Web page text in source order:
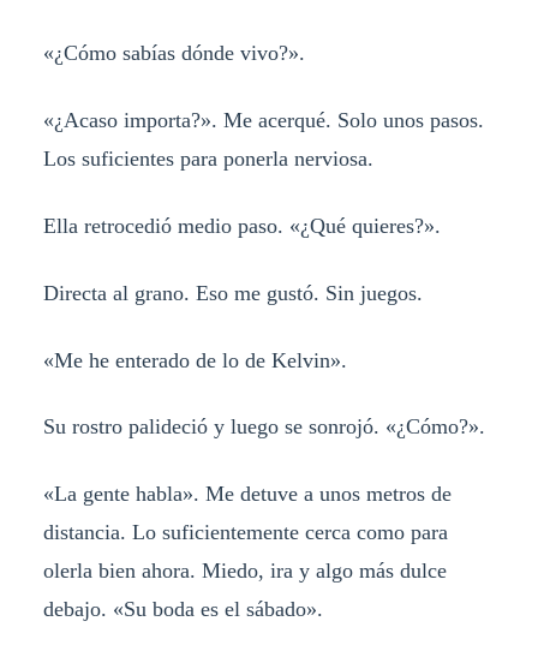
«¿Cómo sabías dónde vivo?».
«¿Acaso importa?». Me acerqué. Solo unos pasos.
Los suficientes para ponerla nerviosa.
Ella retrocedió medio paso. «¿Qué quieres?».
Directa al grano. Eso me gustó. Sin juegos.
«Me he enterado de lo de Kelvin».
Su rostro palideció y luego se sonrojó. «¿Cómo?».
«La gente habla». Me detuve a unos metros de
distancia. Lo suficientemente cerca como para
olerla bien ahora. Miedo, ira y algo más dulce
debajo. «Su boda es el sábado».